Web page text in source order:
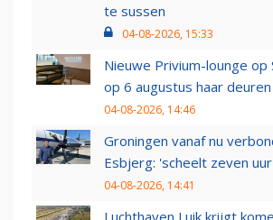
te sussen
04-08-2026, 15:33
Nieuwe Privium-lounge op
op 6 augustus haar deuren
04-08-2026, 14:46
Groningen vanaf nu
Esbjerg: 'scheelt zeven
04-08-2026, 14:41